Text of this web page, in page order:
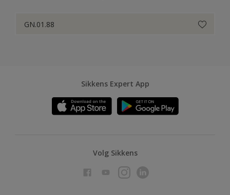
GN.01.88
Sikkens Expert App
Volg Sikkens